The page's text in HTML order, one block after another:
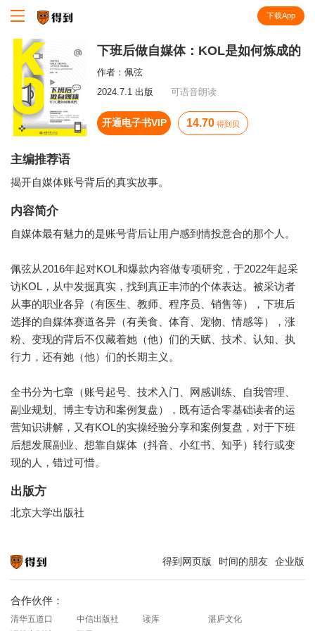
下载App
下班后做自媒体：KOL是如何炼成的
作者： 佩弦
2024.7.1 出版
可语音朗读
开通电子书VIP 14.70 得到贝
主编推荐语
揭开自媒体账号背后的真实故事。
内容简介
自媒体最有魅力的是账号背后让用户感到情投意合的那个人。
佩弦从2016年起对KOL和爆款内容做专项研究，于2022年起采
访KOL，从中发掘真实，找到真正丰沛的个体表达。被采访者
从事的职业各异（有医生、教师、程序员、销售等），下班后
选择的自媒体赛道各异（有美食、体育、宠物、情感等），涨
粉、变现的背后不仅藏着她（他）们的天赋、技术、认知、执
行力，还有她（他）们的长期主义。
全书分为七章（账号起号、技术入门、网感训练、自我管理、
副业规划、博主专访和案例复盘），既有适合零基础读者的运
营知识讲解，又有KOL的实操经验分享和案例复盘，对于下班
后想发展副业、想靠自媒体（抖音、小红书、知乎）转行或变
现的人，错过可惜。
出版方
北京大学出版社
得到网页版 时间的朋友 企业版
合作伙伴：
清华五道口 中信出版社 读库
湛庐文化